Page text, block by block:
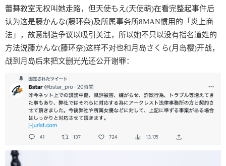
蕾舞教室无权叫她走路，但天使もえ(天使萌)在看完整起事件后
认为这是藤かんな(藤环奈)及所属事务所8MAN惯用的「炎上商
法」，故意制造争议以吸引关注，所以她不只以没有指名道姓的
方法说藤かんな(藤环奈)这样不对也和月岛さくら(月岛樱)开战，
战到月岛后来把文删光光还公开谢罪：